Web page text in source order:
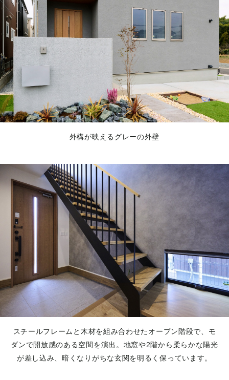
外構が映えるグレーの外壁
スチールフレームと木材を組み合わせたオープン階段で、モ
ダンで開放感のある空間を演出。地窓や2階から柔らかな陽光
が差し込み、暗くなりがちな玄関を明るく保っています。